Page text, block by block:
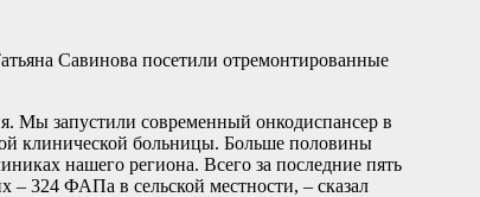
Савинова посетили отремонтированные
Мы запустили современный онкодиспансер в
клинической больницы. Больше половины
нашего региона. Всего за последние пять
– 324 ФАПа в сельской местности, – сказал